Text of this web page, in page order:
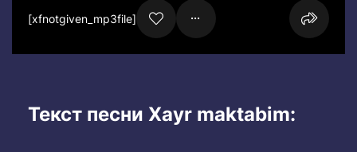
[xfnotgiven_mp3file]
Текст песни Xayr maktabim: